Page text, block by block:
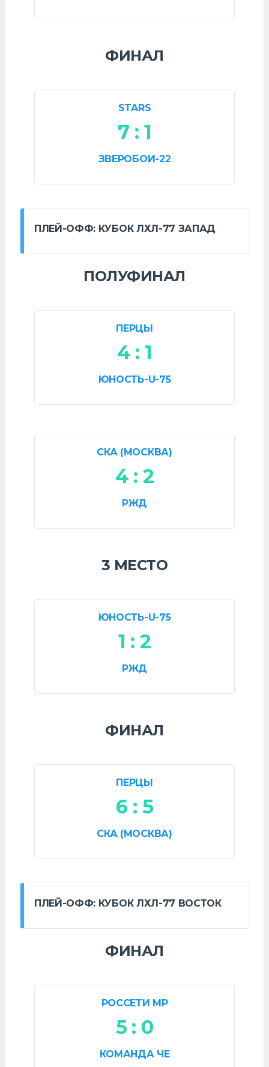
ФИНАЛ
STARS
7 : 1
ЗВЕРОБОИ-22
ПЛЕЙ-ОФФ: КУБОК ЛХЛ-77 ЗАПАД
ПОЛУФИНАЛ
ПЕРЦЫ
4 : 1
ЮНОСТЬ-U-75
СКА (МОСКВА)
4 : 2
РЖД
3 МЕСТО
ЮНОСТЬ-U-75
1 : 2
РЖД
ФИНАЛ
ПЕРЦЫ
6 : 5
СКА (МОСКВА)
ПЛЕЙ-ОФФ: КУБОК ЛХЛ-77 ВОСТОК
ФИНАЛ
РОССЕТИ МР
5 : 0
КОМАНДА ЧЕ